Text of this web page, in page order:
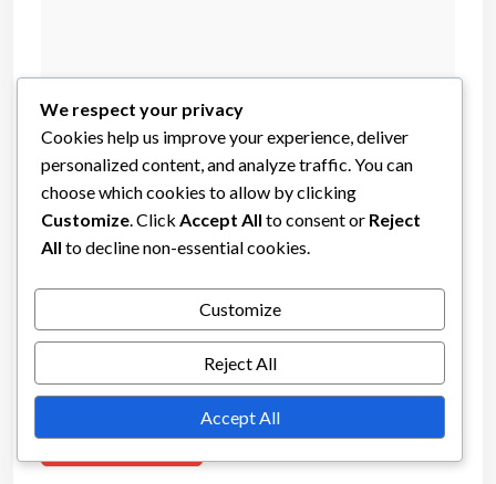
Name
Email
the next time I comment.
We respect your privacy
Cookies help us improve your experience, deliver
personalized content, and analyze traffic. You can
choose which cookies to allow by clicking
Customize . Click Accept All to consent or Reject
All to decline non-essential cookies.
Customize
Reject All
Accept All